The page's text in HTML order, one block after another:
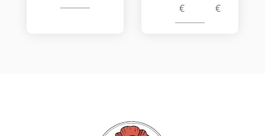
de poisson
+/- 500g –
€
€